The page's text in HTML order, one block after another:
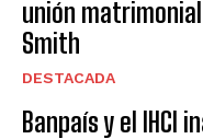
unión
Smith
DESTACADA
Banpaís y el IHCI